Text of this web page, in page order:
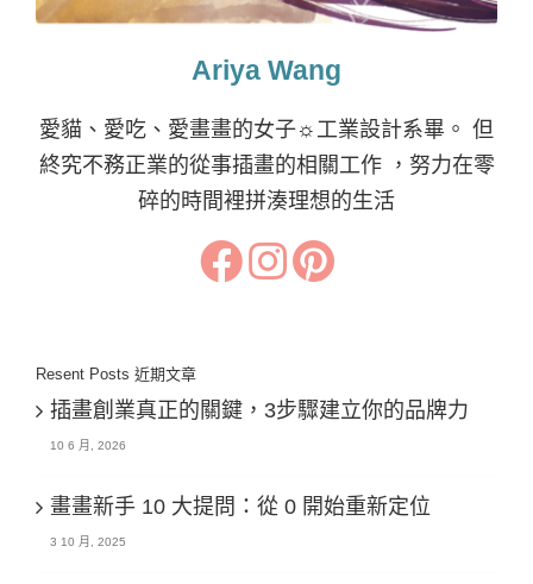
Ariya Wang
愛貓、愛吃、愛畫畫的女子☼工業設計系畢。 但
終究不務正業的從事插畫的相關工作 ，努力在零
碎的時間裡拼湊理想的生活
Resent Posts 近期文章
插畫創業真正的關鍵，3步驟建立你的品牌力
10 6 月, 2026
畫畫新手 10 大提問：從 0 開始重新定位
3 10 月, 2025